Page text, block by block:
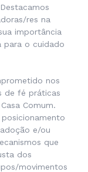
res na
importância
para o cuidado
nos
de fé práticas
Comum.
e/ou
que
dos
movimentos